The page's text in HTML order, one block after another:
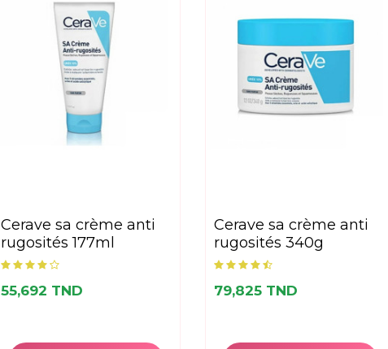
cerave sa crème anti
rugosités 177ml
55,692 TND
cerave sa crème anti
rugosités 340g
79,825 TND